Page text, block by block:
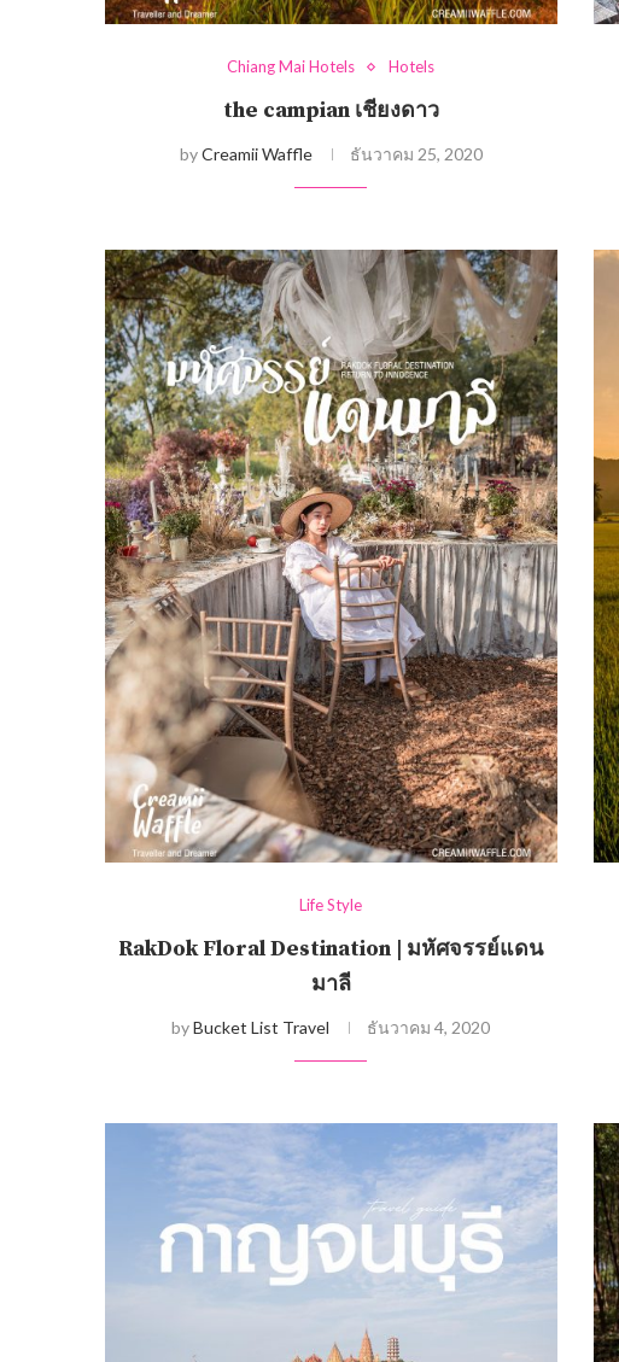
Chiang Mai Hotels Hotels
the campian เชียงดาว
byCreamii Waffle ธันวาคม 25, 2020
Life Style
RakDok Floral Destination | มหัศจรรย์แดน
มาลี
byBucket List Travel ธันวาคม 4, 2020